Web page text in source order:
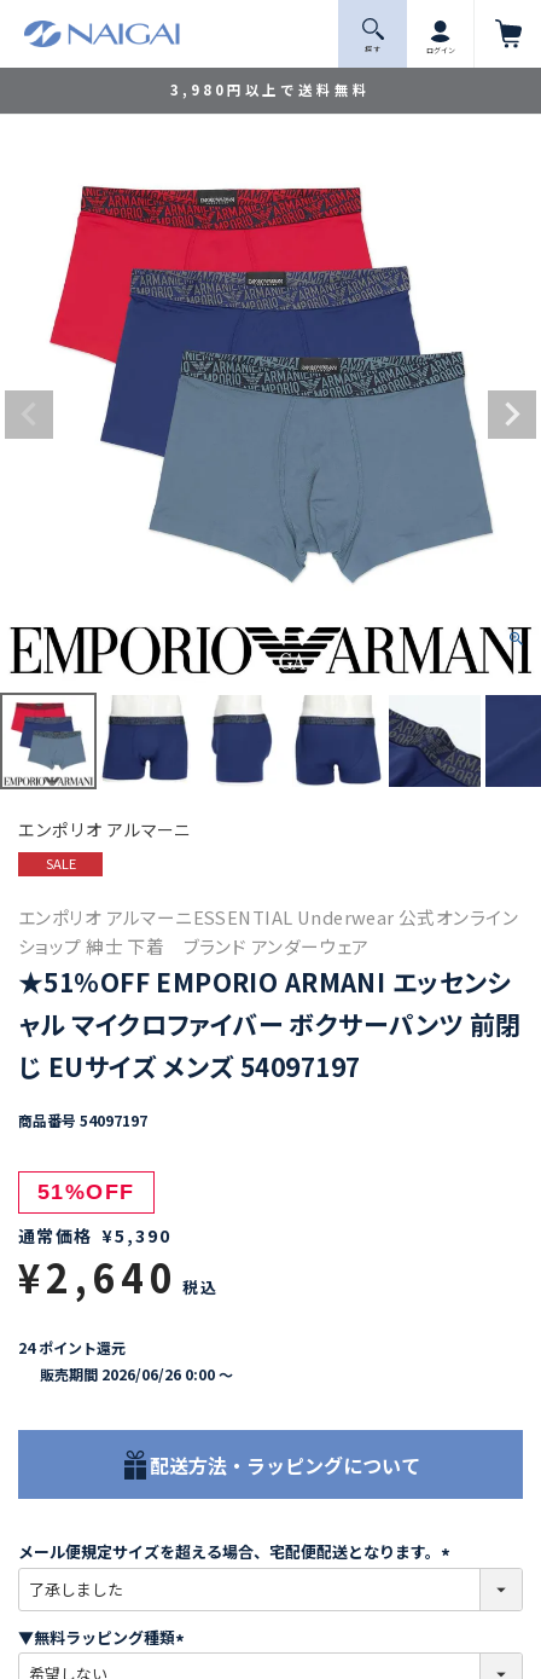
3,980円以上で送料無料
探 す ログイン
エンポリオ アルマーニ
SALE
エンポリオ アルマーニESSENTIAL Underwear 公式オンライン
ショップ 紳士 下着 ブランド アンダーウェア
★51%OFF EMPORIO ARMANI エッセンシ
ャル マイクロファイバー ボクサーパンツ 前閉
じ EUサイズ メンズ 54097197
商品番号 54097197
51%OFF
通常価格 ¥5,390
¥2,640 税込
24 ポイント還元
販売期間 2026/06/26 0:00〜
配送方法・ラッピングについて
メール便規定サイズを超える場合、宅配便配送となります。
必
)
▼無料ラッピング種類